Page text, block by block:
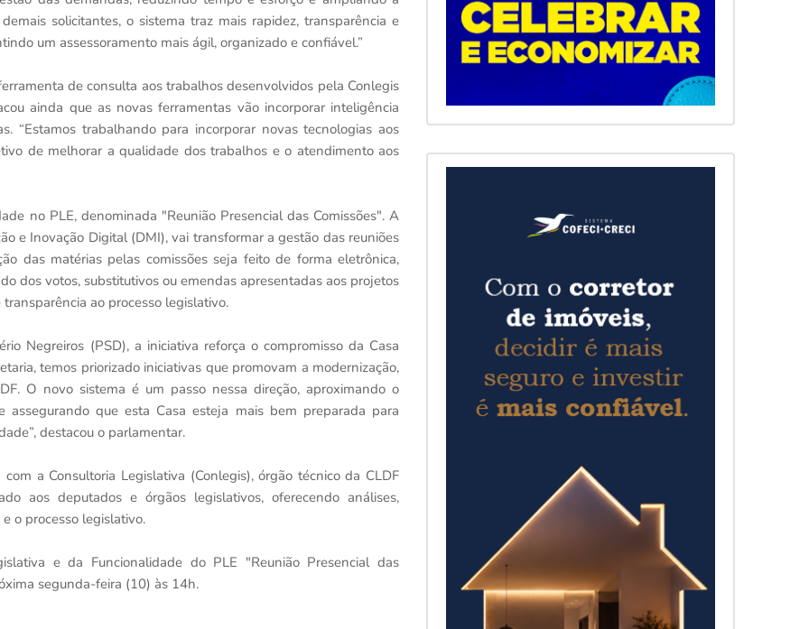
solicitantes, o sistema traz mais rapidez, transparência e
um assessoramento mais ágil, organizado e confiável.”
de consulta aos trabalhos desenvolvidos pela Conlegis
ainda que as novas ferramentas vão incorporar inteligência
“Estamos trabalhando para incorporar novas tecnologias aos
de melhorar a qualidade dos trabalhos e o atendimento aos
no PLE, denominada "Reunião Presencial das Comissões". A
e Inovação Digital (DMI), vai transformar a gestão das reuniões
das matérias pelas comissões seja feito de forma eletrônica,
dos votos, substitutivos ou emendas apresentadas aos projetos
ao processo legislativo.
Negreiros (PSD), a iniciativa reforça o compromisso da Casa
temos priorizado iniciativas que promovam a modernização,
O novo sistema é um passo nessa direção, aproximando o
que esta Casa esteja mais bem preparada para
destacou o parlamentar.
a Consultoria Legislativa (Conlegis), órgão técnico da CLDF
aos deputados e órgãos legislativos, oferecendo análises,
o processo legislativo.
e da Funcionalidade do PLE "Reunião Presencial das
segunda-feira (10) às 14h.